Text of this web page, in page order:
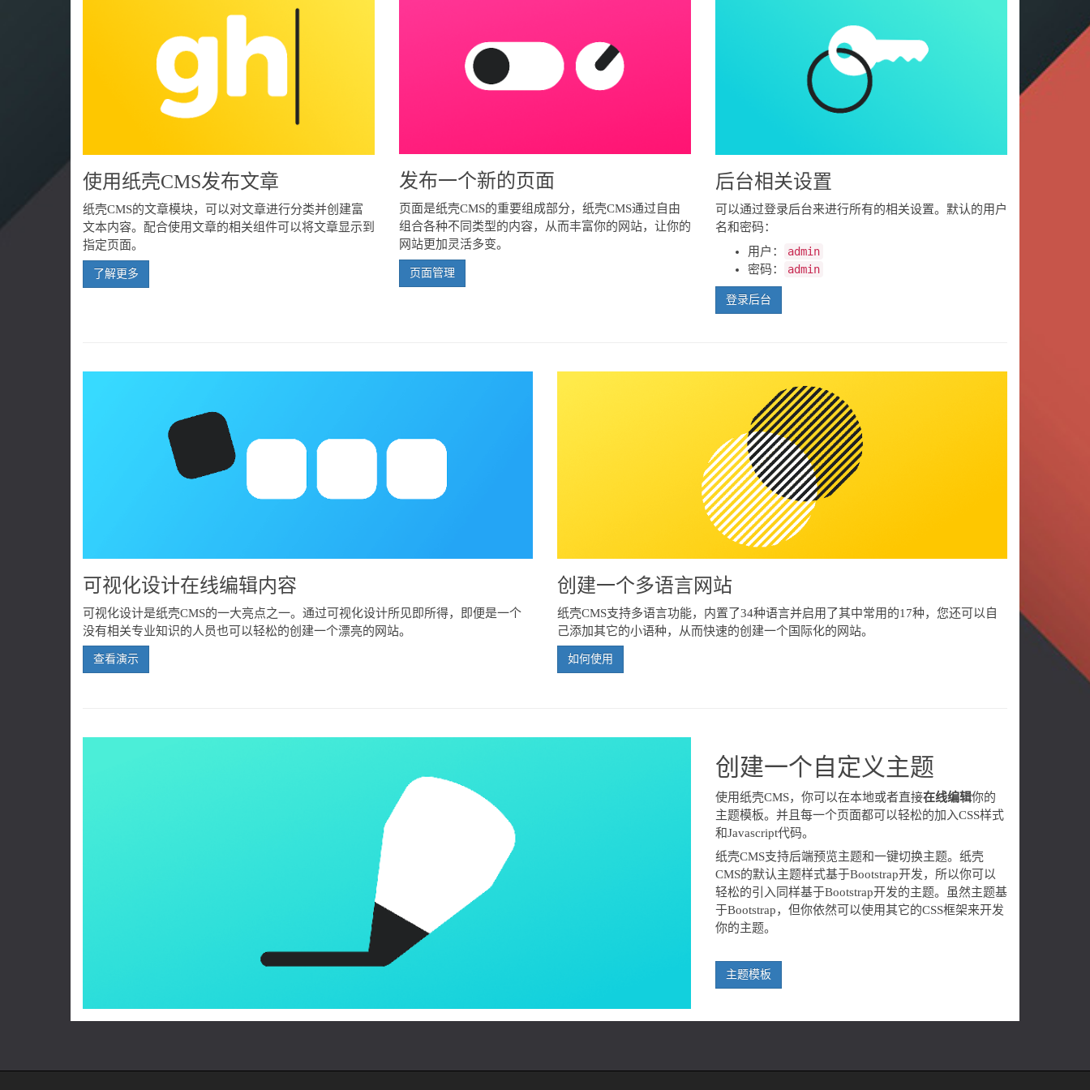
使用纸壳CMS发布文章
纸壳CMS的文章模块，可以对文章进行分类并创建富
文本内容。配合使用文章的相关组件可以将文章显示到
指定页面。
了解更多
发布一个新的页面
页面是纸壳CMS的重要组成部分，纸壳CMS通过自由
组合各种不同类型的内容，从而丰富你的网站，让你的
网站更加灵活多变。
页面管理
后台相关设置
可以通过登录后台来进行所有的相关设置。默认的用户
名和密码：
用户：
admin
密码：
admin
登录后台
可视化设计在线编辑内容
可视化设计是纸壳CMS的一大亮点之一。通过可视化设计所见即所得，即便是一个
没有相关专业知识的人员也可以轻松的创建一个漂亮的网站。
查看演示
创建一个多语言网站
纸壳CMS支持多语言功能，内置了34种语言并启用了其中常用的17种，您还可以自
己添加其它的小语种，从而快速的创建一个国际化的网站。
如何使用
创建一个自定义主题
使用纸壳CMS，你可以在本地或者直接在线编辑你的
主题模板。并且每一个页面都可以轻松的加入CSS样式
和Javascript代码。
纸壳CMS支持后端预览主题和一键切换主题。纸壳
CMS的默认主题样式基于Bootstrap开发，所以你可以
轻松的引入同样基于Bootstrap开发的主题。虽然主题基
于Bootstrap，但你依然可以使用其它的CSS框架来开发
你的主题。
主题模板